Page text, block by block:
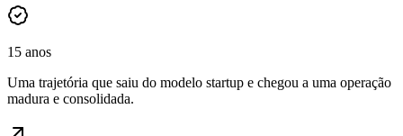
15 anos
Uma trajetória que saiu do modelo startup e chegou a uma operação
madura e consolidada.